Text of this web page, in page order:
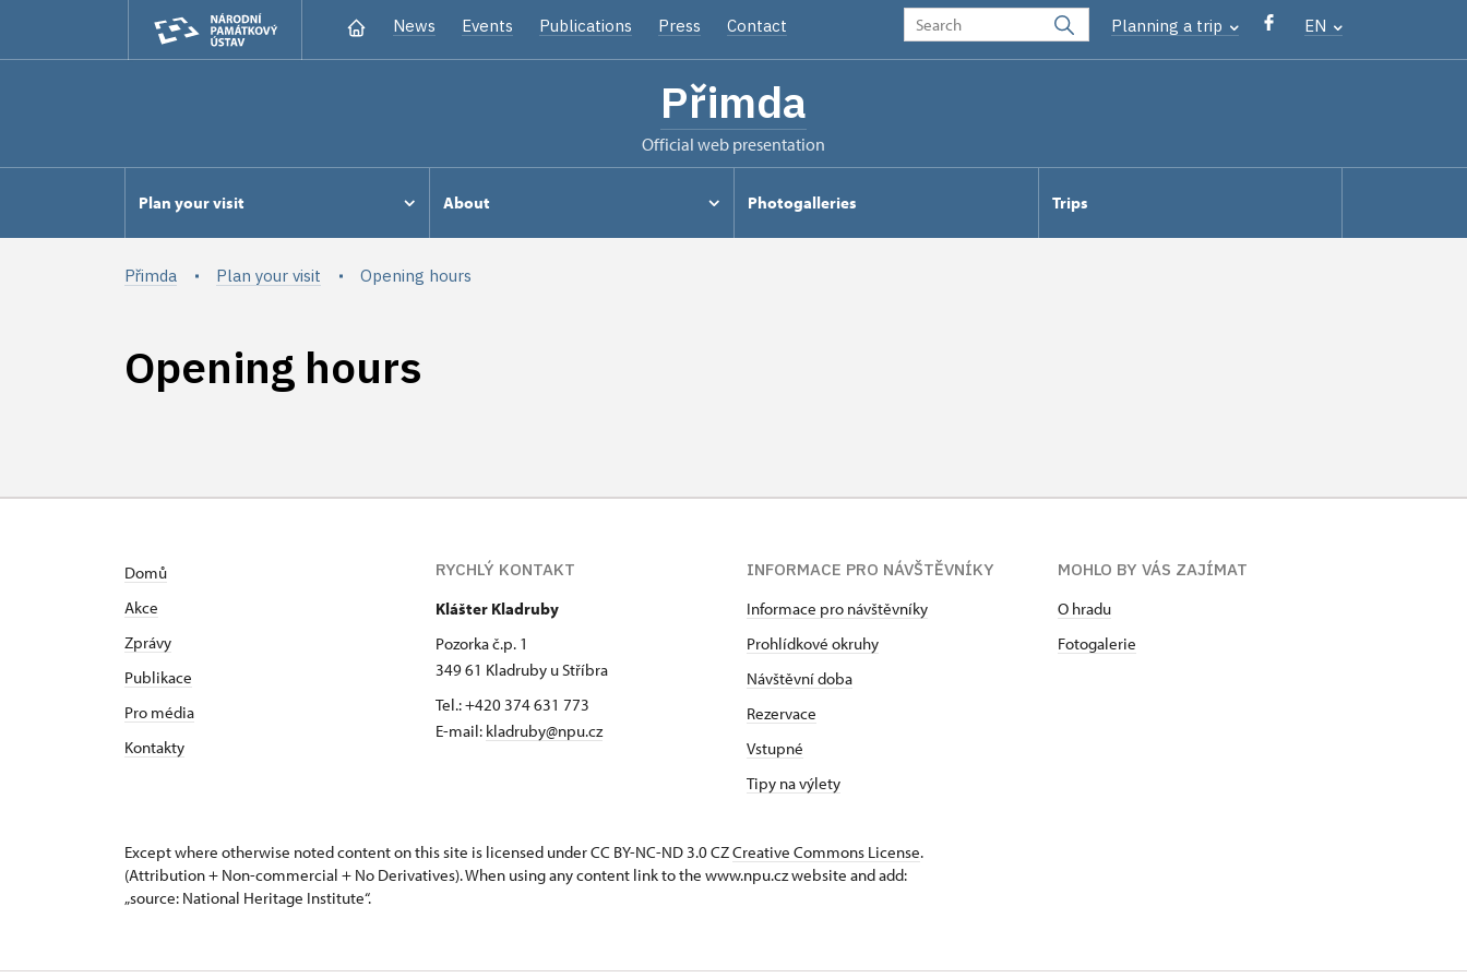
News Events Publications Press Contact Planning a trip EN
Přimda
Official web presentation
Plan your visit About Photogalleries Trips
Přimda Plan your visit Opening hours
Opening hours
Domů
Akce
Zprávy
Publikace
Pro média
Kontakty
RYCHLÝ KONTAKT
Klášter Kladruby
Pozorka č.p. 1
349 61 Kladruby u Stříbra
Tel.: +420 374 631 773
E-mail: kladruby@npu.cz
INFORMACE PRO NÁVŠTĚVNÍKY
Informace pro návštěvníky
Prohlídkové okruhy
Návštěvní doba
Rezervace
Vstupné
Tipy na výlety
MOHLO BY VÁS ZAJÍMAT
O hradu
Fotogalerie
Except where otherwise noted content on this site is licensed under CC BY-NC-ND 3.0 CZCreative Commons License.
(Attribution + Non-commercial + No Derivatives). When using any content link to the www.npu.cz website and add:
„source: National Heritage Institute“.